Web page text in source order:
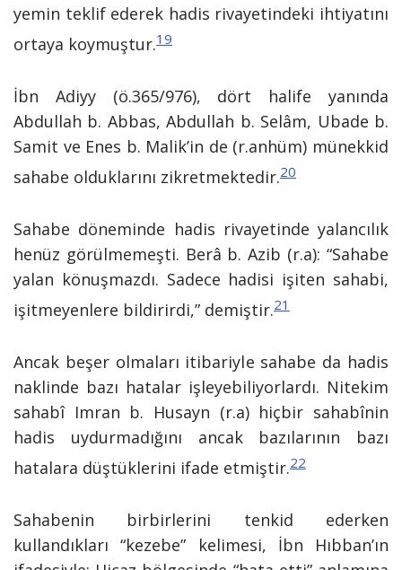
yemin teklif ederek hadis rivayetindeki ihtiyatını
ortaya koymuştur.19
İbn Adiyy (ö.365/976), dört halife yanında
Abdullah b. Abbas, Abdullah b. Selâm, Ubade b.
Samit ve Enes b. Malik’in de (r.anhüm) münekkid
sahabe olduklarını zikretmektedir.20
Sahabe döneminde hadis rivayetinde yalancılık
henüz görülmemeşti. Berâ b. Azib (r.a): “Sahabe
yalan könuşmazdı. Sadece hadisi işiten sahabi,
işitmeyenlere bildirirdi,” demiştir.21
Ancak beşer olmaları itibariyle sahabe da hadis
naklinde bazı hatalar işleyebiliyorlardı. Nitekim
sahabî Imran b. Husayn (r.a) hiçbir sahabînin
hadis uydurmadığını ancak bazılarının bazı
hatalara düştüklerini ifade etmiştir.22
Sahabenin birbirlerini tenkid ederken
kullandıkları “kezebe” kelimesi, İbn Hıbban’ın